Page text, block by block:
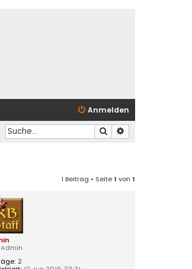
Anmelden
Suche
1 Beitrag • Seite1 von 1
2